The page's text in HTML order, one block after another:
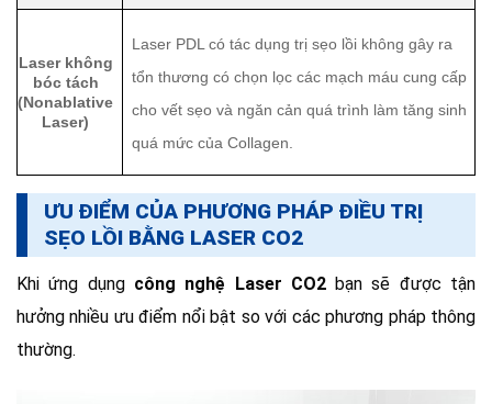
Laser không
bóc tách
(Nonablative
Laser)
Laser PDL có tác dụng trị sẹo lồi không gây ra
tổn thương có chọn lọc các mạch máu cung cấp
cho vết sẹo và ngăn cản quá trình làm tăng sinh
quá mức của Collagen.
ƯU ĐIỂM CỦA PHƯƠNG PHÁP ĐIỀU TRỊ
SẸO LỒI BẰNG LASER CO2
Khi ứng dụng công nghệ Laser CO2bạn sẽ được tận
hưởng nhiều ưu điểm nổi bật so với các phương pháp thông
thường.